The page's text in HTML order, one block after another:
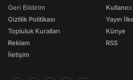
Geri Bildirim
Gizlilik Politikası
Topluluk Kuralları
Reklam
İletişim
Yayın
Künye
RSS